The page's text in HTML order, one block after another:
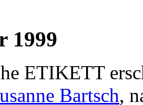
1999
ETIKETT
Bartsch,